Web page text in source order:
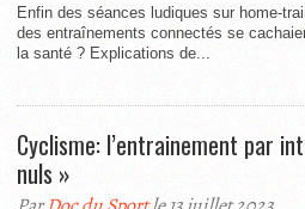
Enfin des séances ludiques sur home-
des entraînements connectés se
la santé ? Explications de...
Cyclisme: l’entrainement par
nuls »